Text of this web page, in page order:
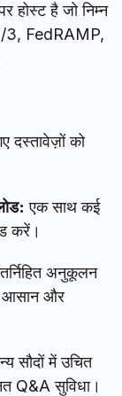
होस्ट है जो निम्न
3, FedRAMP,
दस्तावेज़ों को
एक साथ कई
करें।
अनुकूलन
आसान और
सौदों में उचित
Q&A सुविधा।